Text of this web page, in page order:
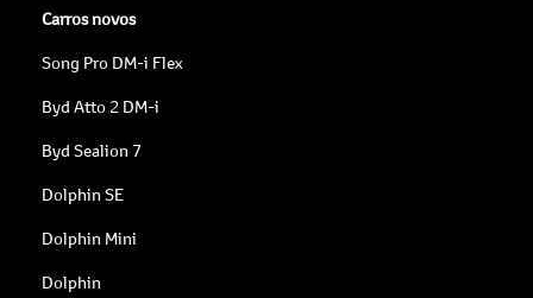
Carros novos
Song Pro DM-i Flex
Byd Atto 2 DM-i
Byd Sealion 7
Dolphin SE
Dolphin Mini
Dolphin